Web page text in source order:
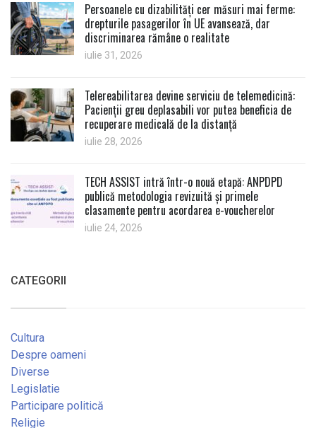
Persoanele cu dizabilități cer măsuri mai ferme:
drepturile pasagerilor în UE avansează, dar
discriminarea rămâne o realitate
iulie 31, 2026
Telereabilitarea devine serviciu de telemedicină:
Pacienții greu deplasabili vor putea beneficia de
recuperare medicală de la distanță
iulie 28, 2026
TECH ASSIST intră într-o nouă etapă: ANPDPD
publică metodologia revizuită și primele
clasamente pentru acordarea e-voucherelor
iulie 24, 2026
CATEGORII
Cultura
Despre oameni
Diverse
Legislatie
Participare politică
Religie